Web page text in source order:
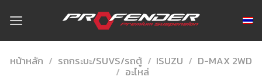
content
หน้าหลัก / รถกระบะ/SUVS/รถตู้ / ISUZU / D-MAX 2WD
/ อะไหล่